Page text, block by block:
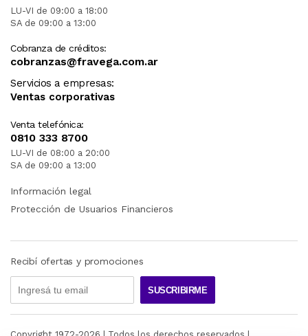
LU-VI de 09:00 a 18:00
SA de 09:00 a 13:00
Cobranza de créditos:
cobranzas@fravega.com.ar
Servicios a empresas:
Ventas corporativas
Venta telefónica:
0810 333 8700
LU-VI de 08:00 a 20:00
SA de 09:00 a 13:00
Información legal
Protección de Usuarios Financieros
Recibí ofertas y promociones
SUSCRIBIRME